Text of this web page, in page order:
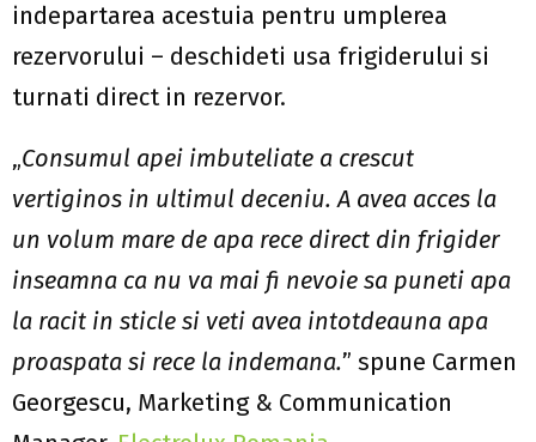
indepartarea acestuia pentru umplerea
rezervorului – deschideti usa frigiderului si
turnati direct in rezervor.
„Consumul apei imbuteliate a crescut
vertiginos in ultimul deceniu. A avea acces la
un volum mare de apa rece direct din frigider
inseamna ca nu va mai fi nevoie sa puneti apa
la racit in sticle si veti avea intotdeauna apa
proaspata si rece la indemana.” spune Carmen
Georgescu, Marketing & Communication